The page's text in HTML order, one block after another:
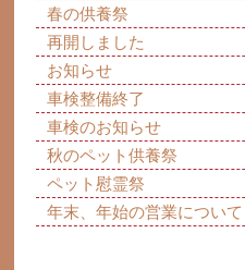
春の供養祭
再開しました
お知らせ
車検整備終了
車検のお知らせ
秋のペット供養祭
ペット慰霊祭
年末、年始の営業について